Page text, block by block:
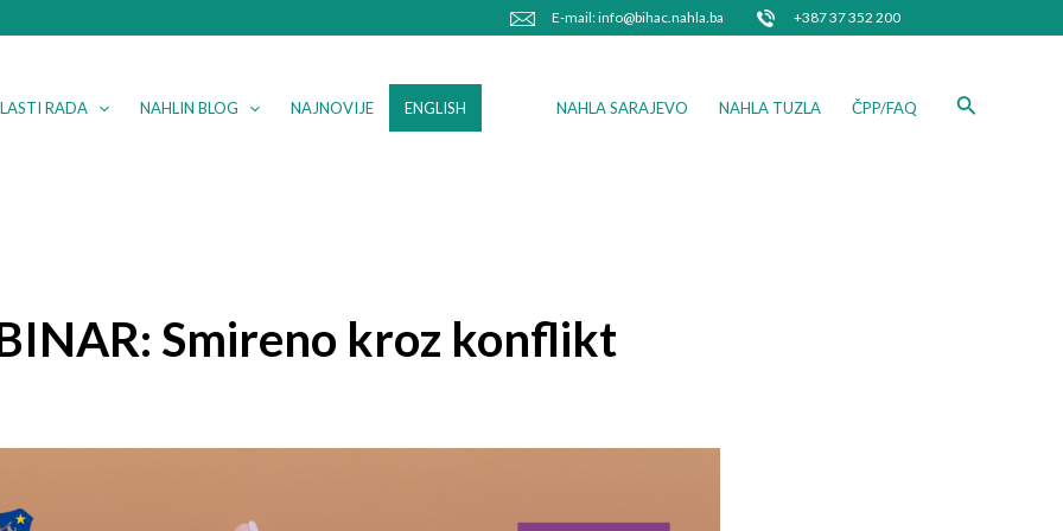
E-mail: info@bihac.nahla.ba +387 37 352 200
RADA NAHLIN BLOG NAJNOVIJE ENGLISH NAHLA SARAJEVO NAHLA TUZLA ČPP/FAQ Search
Smireno kroz konflikt